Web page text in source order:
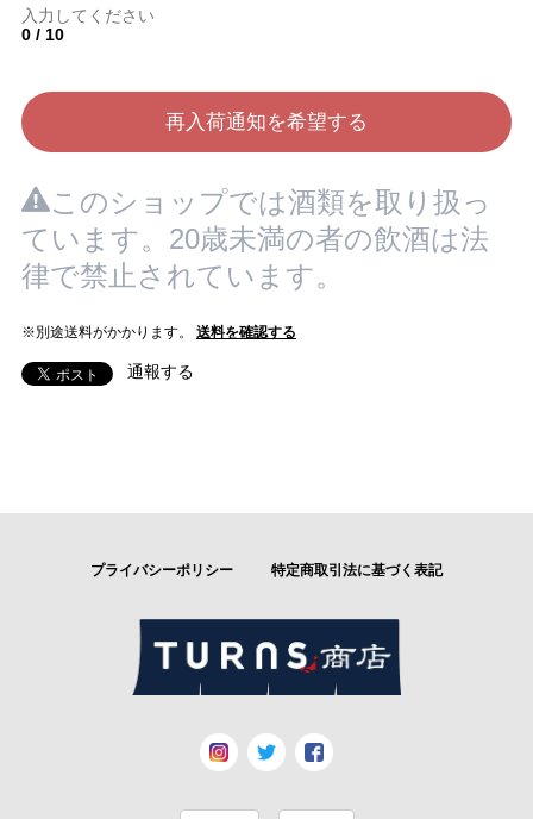
0/ 10
再入荷通知を希望する
このショップでは酒類を取り扱っ
ています。20歳未満の者の飲酒は法
律で禁止されています。
※別途送料がかかります。 送料を確認する
通報する
プライバシーポリシー 特定商取引法に基づく表記